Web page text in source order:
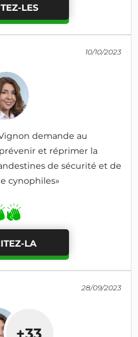
LES
10/10/2023
demande au
et réprimer la
de sécurité et de
cynophiles»
LA
28/09/2023
+33